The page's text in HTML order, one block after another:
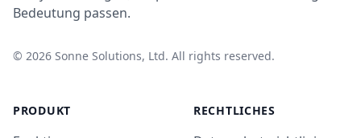
Bedeutung passen.
© 2026 Sonne Solutions, Ltd. All rights reserved.
PRODUKT RECHTLICHES